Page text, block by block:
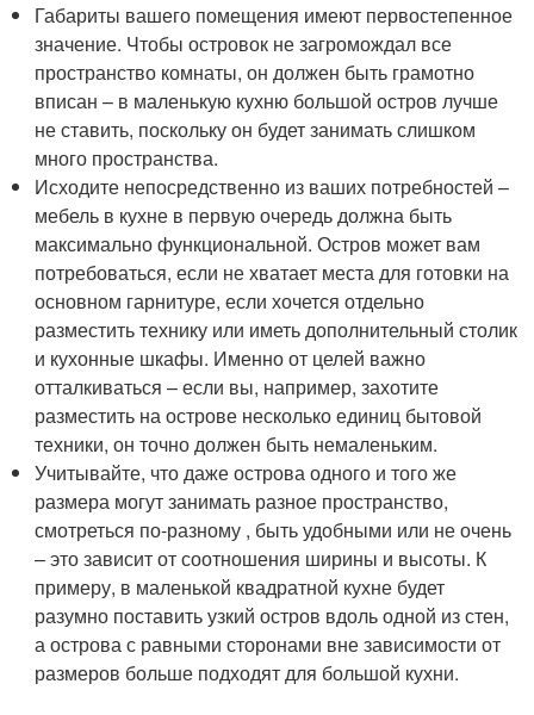
Габариты вашего помещения имеют первостепенное
значение. Чтобы островок не загромождал все
пространство комнаты, он должен быть грамотно
вписан – в маленькую кухню большой остров лучше
не ставить, поскольку он будет занимать слишком
много пространства.
Исходите непосредственно из ваших потребностей –
мебель в кухне в первую очередь должна быть
максимально функциональной. Остров может вам
потребоваться, если не хватает места для готовки на
основном гарнитуре, если хочется отдельно
разместить технику или иметь дополнительный столик
и кухонные шкафы. Именно от целей важно
отталкиваться – если вы, например, захотите
разместить на острове несколько единиц бытовой
техники, он точно должен быть немаленьким.
Учитывайте, что даже острова одного и того же
размера могут занимать разное пространство,
смотреться по-разному , быть удобными или не очень
– это зависит от соотношения ширины и высоты. К
примеру, в маленькой квадратной кухне будет
разумно поставить узкий остров вдоль одной из стен,
а острова с равными сторонами вне зависимости от
размеров больше подходят для большой кухни.